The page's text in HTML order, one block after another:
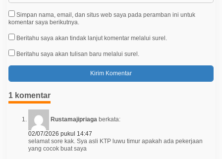
Simpan nama, email, dan situs web saya pada peramban ini untuk
komentar saya berikutnya.
Beritahu saya akan tindak lanjut komentar melalui surel.
Beritahu saya akan tulisan baru melalui surel.
1 komentar
Rustamajipriaga berkata:
02/07/2026 pukul 14:47
selamat sore kak. Sya asli KTP luwu timur apakah ada pekerjaan
yang cocok buat saya